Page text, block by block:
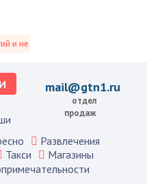
только это.
mail@gtn1.ru
отдел
продаж
Развлечения
Такси
Магазины